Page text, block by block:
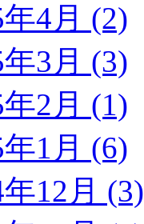
4月 (2)
3月 (3)
2月 (1)
1月 (6)
12月 (3)